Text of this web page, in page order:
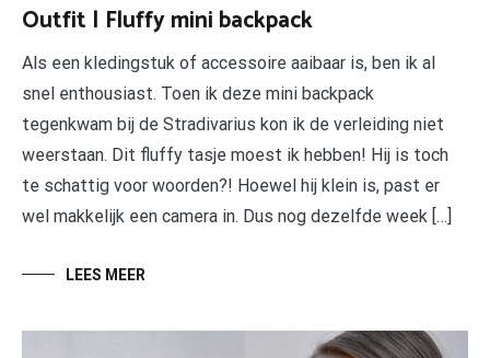
Outfit | Fluffy mini backpack
Als een kledingstuk of accessoire aaibaar is, ben ik al
snel enthousiast. Toen ik deze mini backpack
tegenkwam bij de Stradivarius kon ik de verleiding niet
weerstaan. Dit fluffy tasje moest ik hebben! Hij is toch
te schattig voor woorden?! Hoewel hij klein is, past er
wel makkelijk een camera in. Dus nog dezelfde week […]
LEES MEER